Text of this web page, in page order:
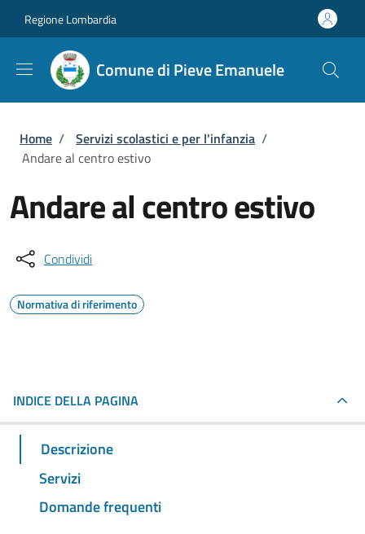
Regione Lombardia
Comune di Pieve Emanuele
Briciole di pane
Home / Servizi scolastici e per l'infanzia /
Andare al centro estivo
Andare al centro estivo
Condividi
Normativa di riferimento
INDICE DELLA PAGINA
Descrizione
Servizi
Domande frequenti